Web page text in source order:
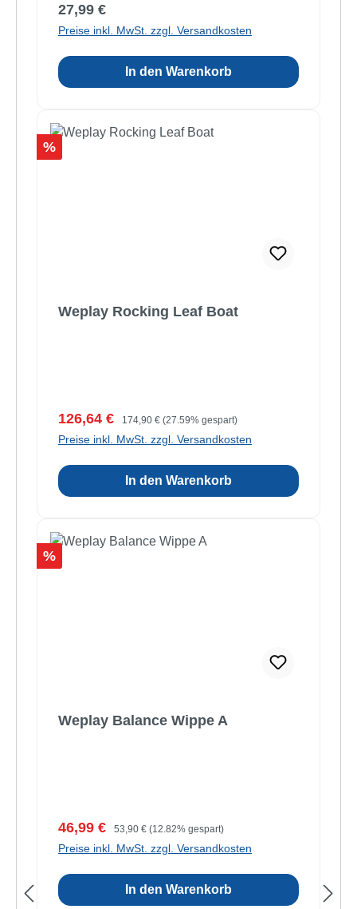
Regulärer Preis:
27,99 €
Preise inkl. MwSt. zzgl. Versandkosten
In den Warenkorb
Rabatt
%
Weplay Rocking Leaf Boat
Verkaufspreis:
126,64 € Regulärer Preis:
174,90 € (27.59% gespart)
Preise inkl. MwSt. zzgl. Versandkosten
In den Warenkorb
Rabatt
%
Weplay Balance Wippe A
Verkaufspreis:
46,99 € Regulärer Preis:
53,90 € (12.82% gespart)
Preise inkl. MwSt. zzgl. Versandkosten
In den Warenkorb